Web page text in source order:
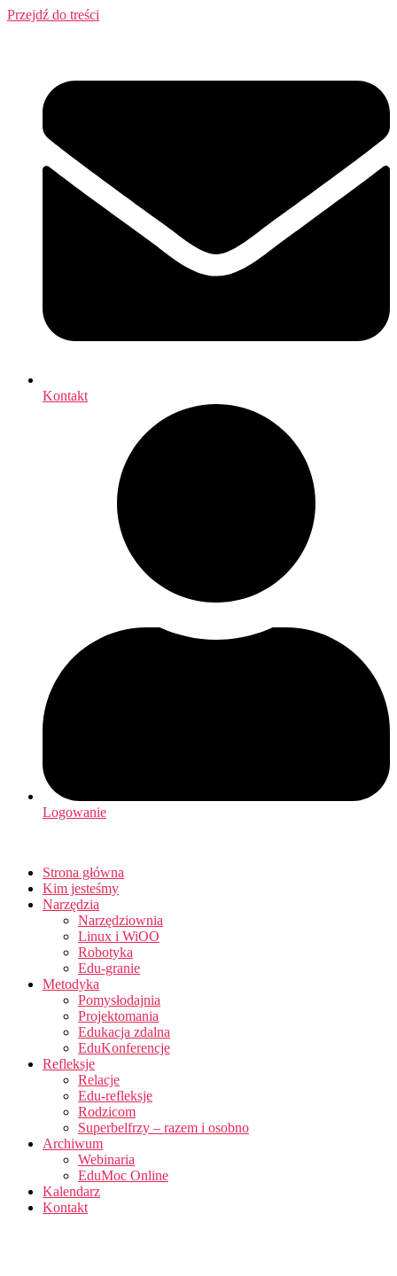
Przejdź do treści
Kontakt
Logowanie
Strona główna
Kim jesteśmy
Narzędzia
Narzędziownia
Linux i WiOO
Robotyka
Edu-granie
Metodyka
Pomysłodajnia
Projektomania
Edukacja zdalna
EduKonferencje
Refleksje
Relacje
Edu-refleksje
Rodzicom
Superbelfrzy – razem i osobno
Archiwum
Webinaria
EduMoc Online
Kalendarz
Kontakt